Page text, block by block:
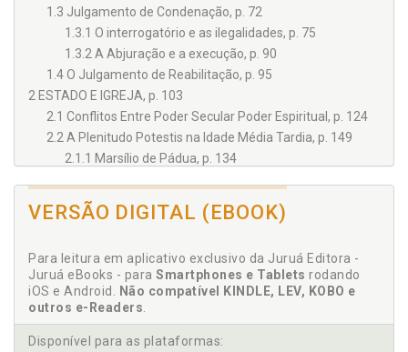
1.3 Julgamento de Condenação, p. 72
1.3.1 O interrogatório e as ilegalidades, p. 75
1.3.2 A Abjuração e a execução, p. 90
1.4 O Julgamento de Reabilitação, p. 95
2 ESTADO E IGREJA, p. 103
2.1 Conflitos Entre Poder Secular Poder Espiritual, p. 124
2.2 A Plenitudo Potestis na Idade Média Tardia, p. 149
2.1.1 Marsílio de Pádua, p. 134
2.3 Secularização e o Estado Laico, p. 181
CONCLUSÃO, p. 191
VERSÃO DIGITAL (EBOOK)
Para leitura em aplicativo exclusivo da Juruá Editora -
Juruá eBooks - para Smartphones e Tablets rodando
iOS e Android. Não compatível KINDLE, LEV, KOBO e
outros e-Readers.
Disponível para as plataformas: